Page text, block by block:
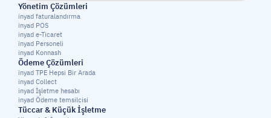
Yönetim Çözümleri
inyad faturalandırma
inyad POS
inyad e-Ticaret
inyad Personeli
inyad Konnash
Ödeme Çözümleri
inyad TPE Hepsi Bir Arada
inyad Collect
inyad İşletme hesabı
inyad Ödeme temsilcisi
Tüccar & Küçük İşletme